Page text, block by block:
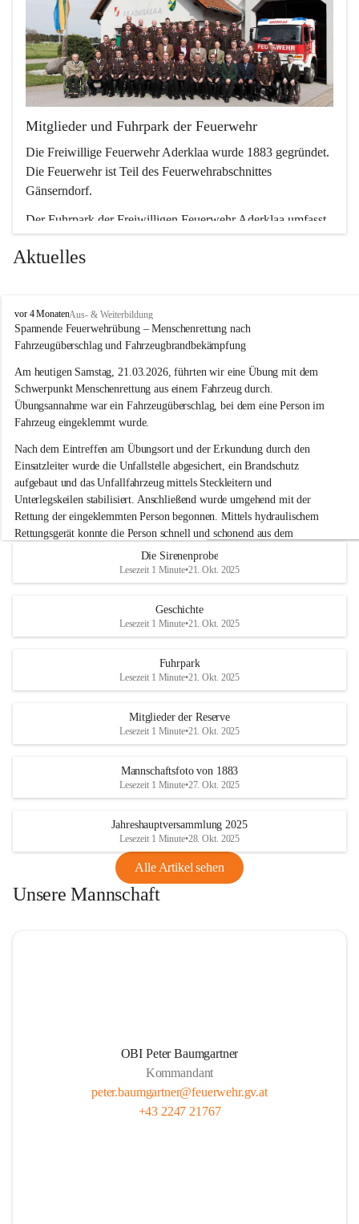
Mitglieder und Fuhrpark der Feuerwehr
Die Freiwillige Feuerwehr Aderklaa wurde 1883 gegründet.
Die Feuerwehr ist Teil des Feuerwehrabschnittes
Gänserndorf.
Der Fuhrpark der Freiwilligen Feuerwehr Aderklaa umfasst
ein RLFA-2000 der Marke Mercedes Artego und ein MTFA
der Marke Mercedes Sprinter. Weiters haben wir noch einen
Aktuelles
F
r
e
w
i
l
l
i
g
e
F
e
u
e
r
w
e
a
vor 4 MonatenAus- & Weiterbildung
Spannende Feuerwehrübung – Menschenrettung nach
Fahrzeugüberschlag und Fahrzeugbrandbekämpfung
Am heutigen Samstag, 21.03.2026, führten wir eine Übung mit dem
Schwerpunkt Menschenrettung aus einem Fahrzeug durch.
Übungsannahme war ein Fahrzeugüberschlag, bei dem eine Person im
Fahrzeug eingeklemmt wurde.
Nach dem Eintreffen am Übungsort und der Erkundung durch den
Einsatzleiter wurde die Unfallstelle abgesichert, ein Brandschutz
aufgebaut und das Unfallfahrzeug mittels Steckleitern und
Unterlegskeilen stabilisiert. Anschließend wurde umgehend mit der
Rettung der eingeklemmten Person begonnen. Mittels hydraulischem
Rettungsgerät konnte die Person schnell und schonend aus dem
Im Anschluss an die technische Übung wurde noch die Bekämpfung
der richtige Umgang mit Handfeuerlöschern besprochen und praktisch
+4
Die Sirenenprobe
Lesezeit 1 Minute•21. Okt. 2025
Geschichte
Lesezeit 1 Minute•21. Okt. 2025
Fuhrpark
Lesezeit 1 Minute•21. Okt. 2025
Mitglieder der Reserve
Lesezeit 1 Minute•21. Okt. 2025
Mannschaftsfoto von 1883
Lesezeit 1 Minute•27. Okt. 2025
Jahreshauptversammlung 2025
Lesezeit 1 Minute•28. Okt. 2025
Alle Artikel sehen
Unsere Mannschaft
OBI Peter Baumgartner
Kommandant
peter.baumgartner@feuerwehr.gv.at
+43 2247 21767